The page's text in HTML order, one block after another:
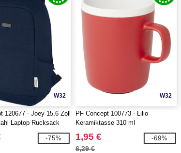
W32
120677 - Joey 15,6 Zoll
Laptop Rucksack
recyceltem Canvas
-75%
W32
PF Concept 100773 - Lilio
Keramiktasse 310 ml
1,95 €
6,29 €
-69%